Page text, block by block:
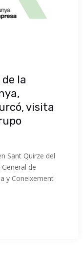
la
visita
Sant Quirze del
de
y Coneixement